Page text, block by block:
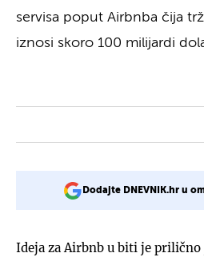
servisa poput Airbnba čija
iznosi skoro 100 milijardi
Dodajte DNEVNIK.hr u
Ideja za Airbnb u biti je prilično